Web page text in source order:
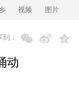
视频 图片
到：
动